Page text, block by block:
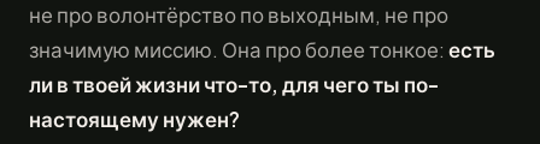
не про волонтёрство по выходным, не про
значимую миссию. Она про более тонкое: есть
ли в твоей жизни что-то, для чего ты по-
настоящему нужен?